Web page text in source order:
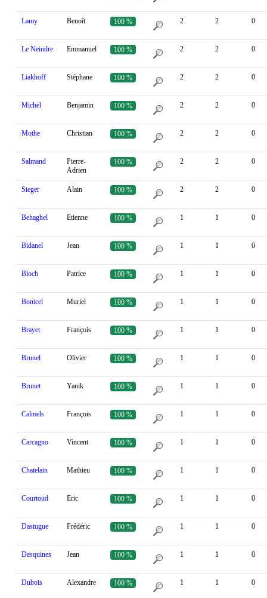
Lamy Benoît 100 % 2 2 0
Le Neindre Emmanuel 100 % 2 2 0
Liakhoff Stéphane 100 % 2 2 0
Michel Benjamin 100 % 2 2 0
Mothe Christian 100 % 2 2 0
Salmand
Pierre-
Adrien
100 % 2 2 0
Sieger Alain 100 % 2 2 0
Behaghel Etienne 100 % 1 1 0
Bidanel Jean 100 % 1 1 0
Bloch Patrice 100 % 1 1 0
Bonicel Muriel 100 % 1 1 0
Brayet François 100 % 1 1 0
Brunel Olivier 100 % 1 1 0
Brunet Yanik 100 % 1 1 0
Calmels François 100 % 1 1 0
Carcagno Vincent 100 % 1 1 0
Chatelain Mathieu 100 % 1 1 0
Courtoud Eric 100 % 1 1 0
Dastugue Frédéric 100 % 1 1 0
Desquines Jean 100 % 1 1 0
Dubois Alexandre 100 % 1 1 0